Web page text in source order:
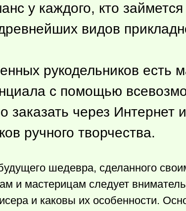
у каждого, кто
видов
рукодельников есть
с помощью
заказать через
ручного творчества.
шедевра, сделанного
и мастерицам следует
и каковы их особенности.